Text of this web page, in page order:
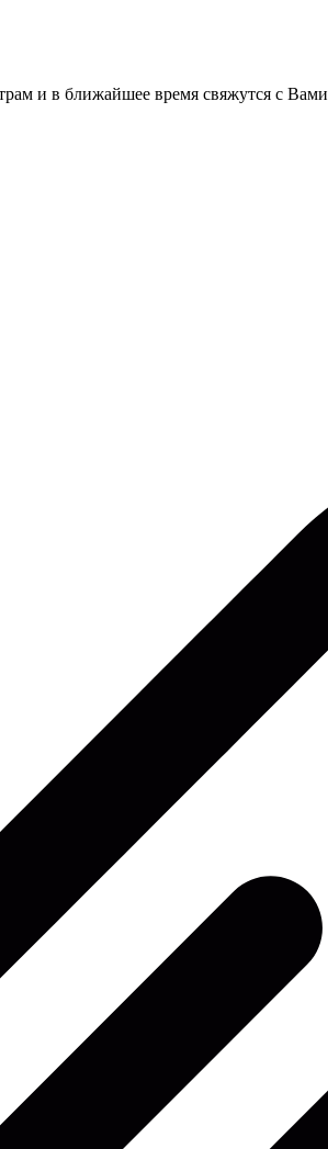
и в ближайшее время свяжутся с Вами